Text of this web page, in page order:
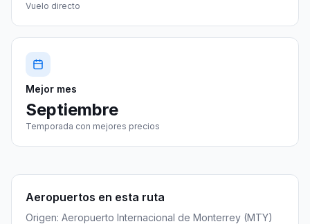
Vuelo directo
Mejor mes
Septiembre
Temporada con mejores precios
Aeropuertos en esta ruta
Origen: Aeropuerto Internacional de Monterrey (MTY)